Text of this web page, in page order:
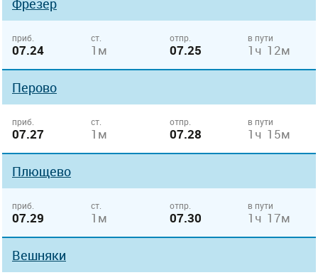
Фрезер
приб.
07.24
ст.
1м
отпр.
07.25
в пути
1ч 12м
Перово
приб.
07.27
ст.
1м
отпр.
07.28
в пути
1ч 15м
Плющево
приб.
07.29
ст.
1м
отпр.
07.30
в пути
1ч 17м
Вешняки